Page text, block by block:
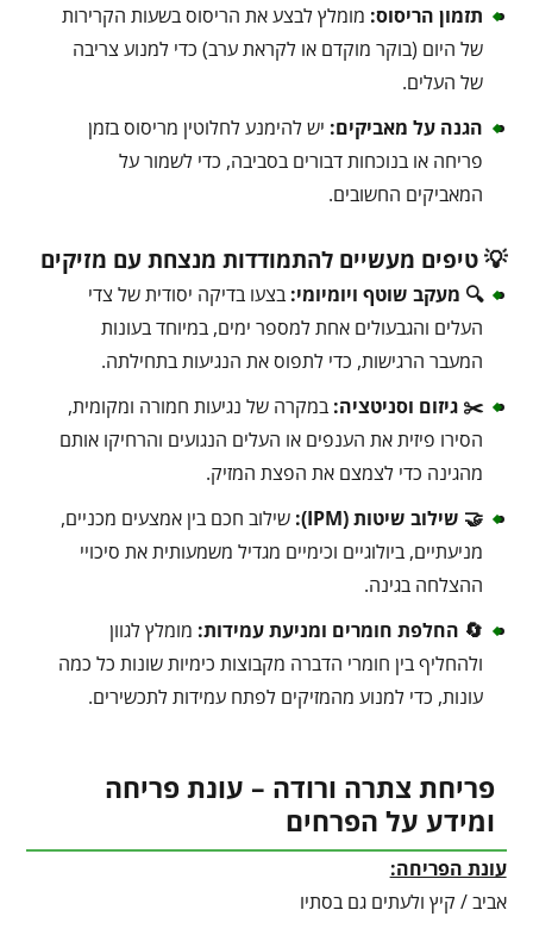
תזמון הריסוס: מומלץ לבצע את הריסוס בשעות הקרירות
של היום (בוקר מוקדם או לקראת ערב) כדי למנוע צריבה
של העלים.
הגנה על מאביקים: יש להימנע לחלוטין מריסוס בזמן
פריחה או בנוכחות דבורים בסביבה, כדי לשמור על
המאביקים החשובים.
💡 טיפים מעשיים להתמודדות מנצחת עם מזיקים
🔍 מעקב שוטף ויומיומי: בצעו בדיקה יסודית של צדי
העלים והגבעולים אחת למספר ימים, במיוחד בעונות
המעבר הרגישות, כדי לתפוס את הנגיעות בתחילתה.
✂️ גיזום וסניטציה: במקרה של נגיעות חמורה ומקומית,
הסירו פיזית את הענפים או העלים הנגועים והרחיקו אותם
מהגינה כדי לצמצם את הפצת המזיק.
🤝 שילוב שיטות (IPM):
שילוב חכם בין אמצעים מכניים,
מניעתיים, ביולוגיים וכימיים מגדיל משמעותית את סיכויי
ההצלחה בגינה.
🔄 החלפת חומרים ומניעת עמידות: מומלץ לגוון
ולהחליף בין חומרי הדברה מקבוצות כימיות שונות כל כמה
עונות, כדי למנוע מהמזיקים לפתח עמידות לתכשירים.
פריחת צתרה ורודה – עונת פריחה
ומידע על הפרחים
עונת הפריחה:
אביב / קיץ ולעתים גם בסתיו